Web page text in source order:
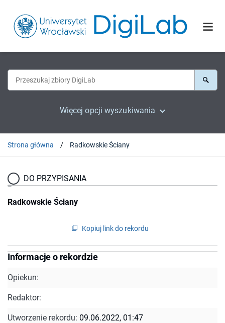
Więcej opcji wyszukiwania
Strona główna Radkowskie Ściany
DO PRZYPISANIA
Radkowskie Ściany
Kopiuj link do rekordu
Informacje o rekordzie
Opiekun:
Redaktor:
Utworzenie rekordu: 09.06.2022, 01:47